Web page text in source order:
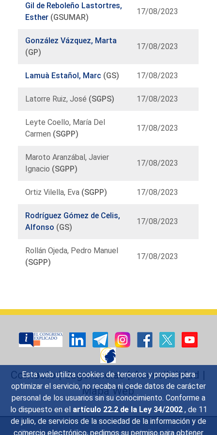
Esta web utiliza cookies de terceros y propias para
optimizar el servicio, no recaba ni cede datos de carácter
personal de los usuarios sin su conocimiento. Conforme a
lo dispuesto en el artículo 22.2 de la Ley 34/2002 , de 11
de julio, de servicios de la sociedad de la información y de
comercio electrónico, pedimos su permiso para obtener
órganos
Gil de Reboleño Lastortres,
Esther (GSUMAR)
17/08/2023
González Vázquez, Marta
(GP)
17/08/2023
Lamuà Estañol, Marc (GS) 17/08/2023
Latorre Ruiz, José (SGPS) 17/08/2023
Leyte Coello, María Del
Carmen (SGPP)
17/08/2023
Maroto Aranzábal, Javier
Ignacio (SGPP)
17/08/2023
Ortiz Vilella, Eva (SGPP) 17/08/2023
Rodríguez Gómez de Celis,
Alfonso (GS)
17/08/2023
Rollán Ojeda, Pedro Manuel
(SGPP)
17/08/2023
Contacto|Sugerencias|Accesibilidad |
Mapa Web